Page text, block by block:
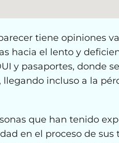
tiene opiniones
hacia el lento y
y pasaportes, donde
incluso a la
que han tenido
en el proceso de sus